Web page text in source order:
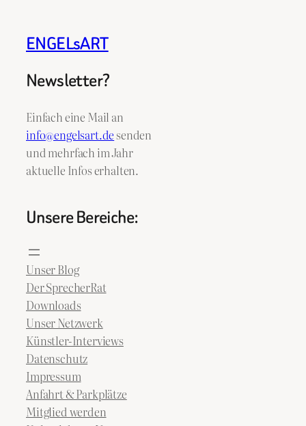
ENGELsART
Newsletter?
Einfach eine Mail an
info@engelsart.desenden
und mehrfach im Jahr
aktuelle Infos erhalten.
Unsere Bereiche:
Unser Blog
Der SprecherRat
Downloads
Unser Netzwerk
Künstler-Interviews
Datenschutz
Impressum
Anfahrt & Parkplätze
Mitglied werden